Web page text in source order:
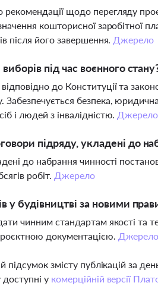
щодо перегляду
кошторисної заробітної
після його завершення. Джерело
під час воєнного
до Конституції та
безпека,
і людей з інвалідністю. Джерело
підряду, укладені до
до набрання чинності
робіт. Джерело
у будівництві за новими
чинним стандартам якості та
документацією. Джерело
змісту публікацій за
у комерційній версії